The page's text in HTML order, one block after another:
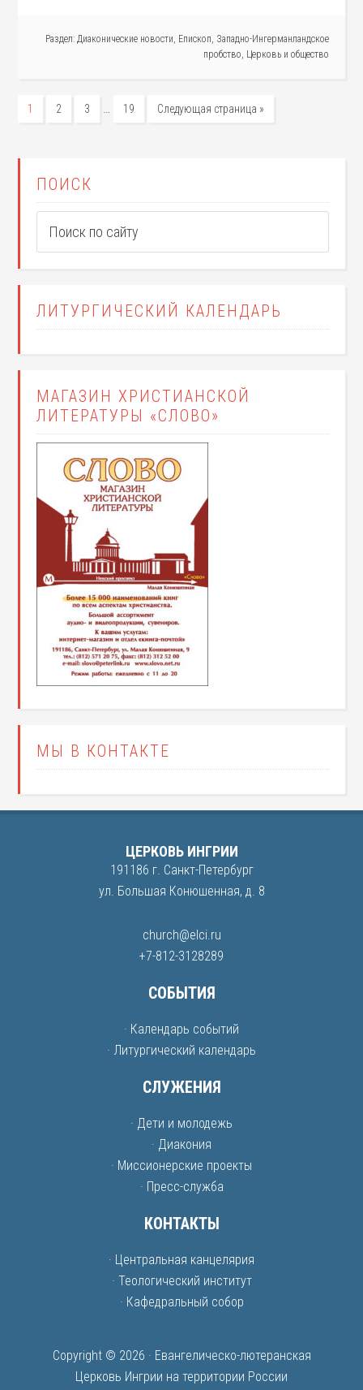
Раздел: Диаконические новости, Епископ, Западно-Ингерманландское
пробство, Церковь и общество
1 2 3 … 19 Следующая страница »
ПОИСК
ЛИТУРГИЧЕСКИЙ КАЛЕНДАРЬ
МАГАЗИН ХРИСТИАНСКОЙ
ЛИТЕРАТУРЫ «СЛОВО»
МЫ В КОНТАКТЕ
ЦЕРКОВЬ ИНГРИИ
191186 г. Санкт-Петербург
ул. Большая Конюшенная, д. 8
church@elci.ru
+7-812-3128289
СОБЫТИЯ
· Календарь событий
· Литургический календарь
СЛУЖЕНИЯ
· Дети и молодежь
· Диакония
· Миссионерские проекты
· Пресс-служба
КОНТАКТЫ
· Центральная канцелярия
· Теологический институт
· Кафедральный собор
Copyright © 2026 · Евангелическо-лютеранская
Церковь Ингрии на территории России